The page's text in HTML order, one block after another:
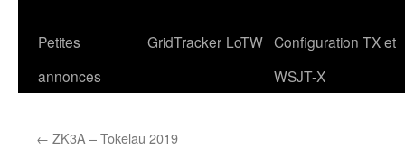
Petites
annonces
GridTracker LoTW Configuration TX et
WSJT-X
← ZK3A – Tokelau 2019